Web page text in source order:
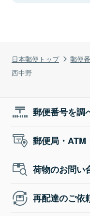
日本郵便トップ 郵便
西中野
郵便番号を調
郵便局・ATM
荷物のお問い
再配達のご依